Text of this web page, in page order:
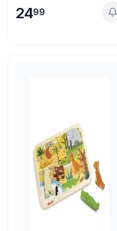
2499